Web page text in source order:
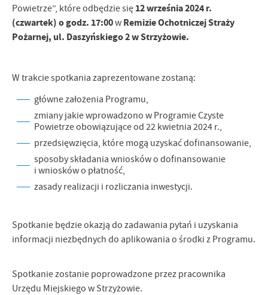
Powietrze”, które odbędzie się 12 września 2024 r.
(czwartek) o godz. 17:00w Remizie Ochotniczej Straży
Pożarnej, ul. Daszyńskiego 2 w Strzyżowie.
W trakcie spotkania zaprezentowane zostaną:
główne założenia Programu,
zmiany jakie wprowadzono w Programie Czyste
Powietrze obowiązujące od 22 kwietnia 2024 r.,
przedsięwzięcia, które mogą uzyskać dofinansowanie,
sposoby składania wniosków o dofinansowanie
i wniosków o płatność,
zasady realizacji i rozliczania inwestycji.
Spotkanie będzie okazją do zadawania pytań i uzyskania
informacji niezbędnych do aplikowania o środki z Programu.
Spotkanie zostanie poprowadzone przez pracownika
Urzędu Miejskiego w Strzyżowie.
Firmy te działają w charakterze pośredników prezentujących nasze
treści w postaci wiadomości, ofert, komunikatów mediów
społecznościowych.